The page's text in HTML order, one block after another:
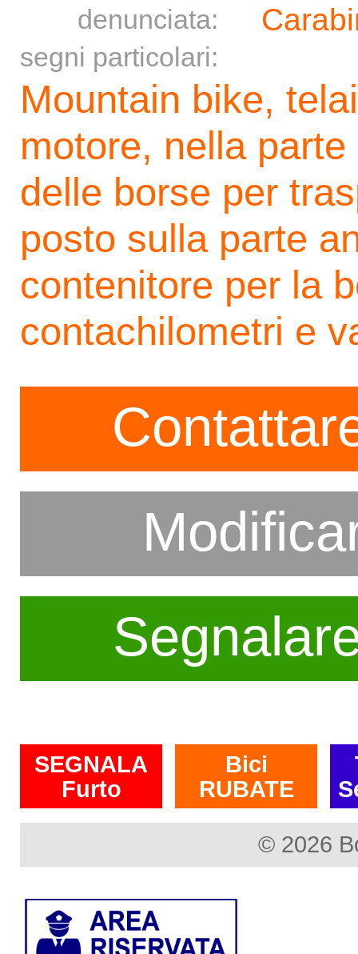
denunciata:
segni particolari:
Mountain bike,
motore, nella
delle borse per
posto sulla parte
contenitore per la
contachilometri e
SEGNALA
Furto
Bici
RUBATE
© 2026